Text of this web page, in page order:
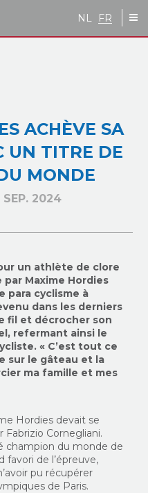
NL FR
ACHÈVE SA
UN TITRE DE
MONDE
SEP. 2024
un athlète de clore
Maxime Hordies
para cyclisme à
dans les derniers
fil et décrocher son
refermant ainsi le
« C’est tout ce
sur le gâteau et la
ma famille et mes
Hordies devait se
Fabrizio Cornegliani.
champion du monde de
de l’épreuve,
pu récupérer
de Paris.